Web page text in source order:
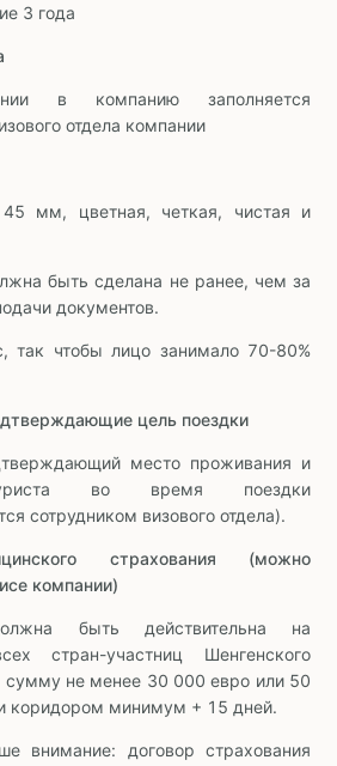
3 года
в компанию заполняется
отдела компании
мм, цветная, четкая, чистая и
быть сделана не ранее, чем за
документов.
так чтобы лицо занимало 70-80%
цель поездки
место проживания и
во время поездки
сотрудником визового отдела).
страхования (можно
компании)
быть действительна на
стран-участниц Шенгенского
сумму не менее 30 000 евро или 50
коридором минимум + 15 дней.
внимание: договор страхования